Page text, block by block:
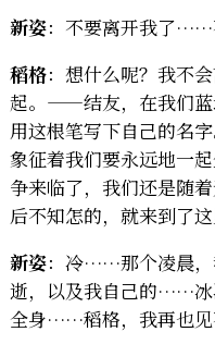
新姿：不要离开我了
稻格：想什么呢？我不
起。——结友，在我们蓝
用这根笔写下自己的名
象征着我们要永远地一
争来临了，我们还是随
后不知怎的，就来到了这
新姿：冷……那个凌晨
逝，以及我自己的……冰
全身……稻格，我再也见